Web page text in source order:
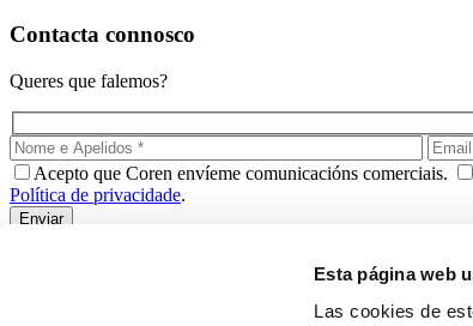
Esta página web
Las cookies de
Contacta connosco
Queres que falemos?
Acepto que Coren envíeme comunicacións comerciais.
Política de privacidade.
Entra en nuestra familia para recibir noticias y ofertas.